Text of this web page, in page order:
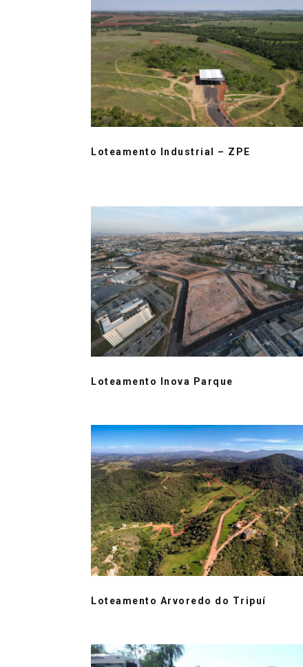
Loteamento Industrial – ZPE
Loteamento Inova Parque
Loteamento Arvoredo do Tripuí